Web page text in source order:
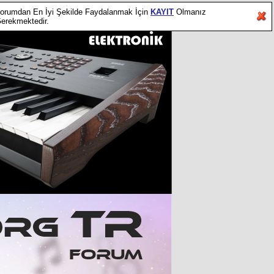
En İyi Şekilde Faydalanmak İçin KAYIT Olmanız